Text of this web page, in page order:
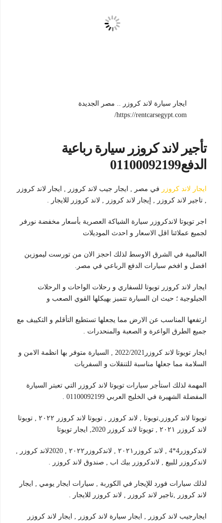
ايجار سيارة لاند كروزر .. مصر الجديدة
https://rentcarsegypt.com/
تأجير لاند كروزر سيارة رباعية
الدفع01100092199
ايجار لاند كروزر في مصر , ايجار جيب لاند كروزر , ايجار لاند كروزر
, تاجير لاند كروزر , إيجار لاند كروزر , لاند كروزر للايجار .
اجر تويوتا لاندكروزر سيارة الشياكة العصرية بأسعار مخفضة نورفر
لجميع عملائنا اقل الاسعار و احدث الموديلات
العالمية في الشرق الاوسط لذلك احجز الان من تورست ليموزين
افضل و افخم سيارات الدفع الرباعي في مصر.
ايجار لاند كروزر تويوتا للسفاري و رحلات الواحات و الرحلات
الجيلوجية ؛ حيث ان السيارة تتميز بهيكلها القوي الصعب و
ارتفعها المناسب عن الارض مما يجعلها تستطيع التأقلم و التكييف مع
جميع الطرق الواعرة و الصعبة والمنحدرات .
ايجار تويوتا لاند كروزر2022/2021 , السيارة متوفر بها انظمة الامن و
السلامة مما جعلها مناسبة للتنقلات و السفريات
المهمة لذلك استأجر سيارات تويوتا لاند كروزر التي تعبتر السيارة
المفضلة الشهيرة في الخليج العربي 01100092199 .
تويوتا لاند كروزر,تويوتا , لاند كروزر , تويوتا لاند كروزر ٢٠٢٢ , تويوتا
لاند كروزر ٢٠٢١ , تويوتا لاند كروزر 2020, ايجار تويوتا
لاندكروزر4*4 , لاند كروزر٢٠٢١ , لاندكروزر٢٠٢٢ , 2020لاند كروزر ,
لاندكروزر للبيع , لاندكروزر بيك اب , صندوق لاند كروزر .
لذلك سيارات فورد للإيجار في الكوربة , سيارات ايجار يومي , ايجار
لاند كروزر ,تاجير لاند كروزر , لاند كروزر للايجار .
ايجارجيب لاند كروزر , ايجار سيارة لاند كروزر , ايجار لاند كروزر